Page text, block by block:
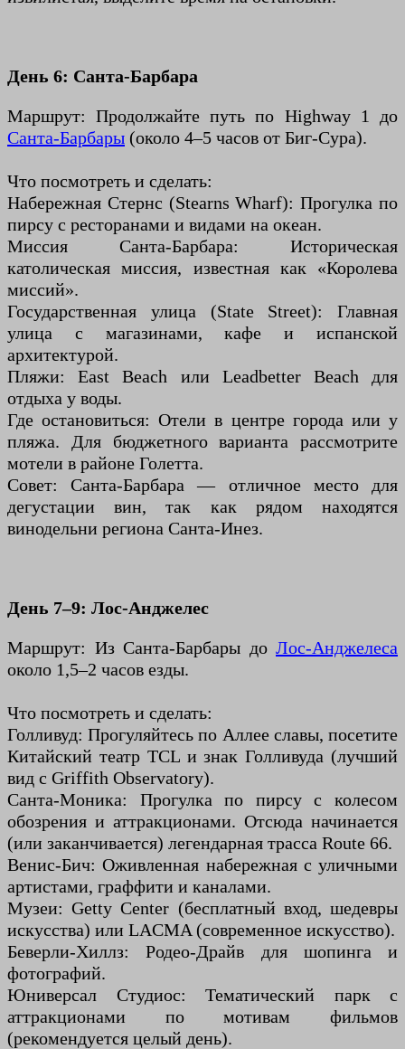
День 6: Санта-Барбара
Маршрут: Продолжайте путь по Highway 1 до
Санта-Барбары (около 4–5 часов от Биг-Сура).
Что посмотреть и сделать:
Набережная Стернс (Stearns Wharf): Прогулка по
пирсу с ресторанами и видами на океан.
Миссия Санта-Барбара: Историческая
католическая миссия, известная как «Королева
миссий».
Государственная улица (State Street): Главная
улица с магазинами, кафе и испанской
архитектурой.
Пляжи: East Beach или Leadbetter Beach для
отдыха у воды.
Где остановиться: Отели в центре города или у
пляжа. Для бюджетного варианта рассмотрите
мотели в районе Голетта.
Совет: Санта-Барбара — отличное место для
дегустации вин, так как рядом находятся
винодельни региона Санта-Инез.
День 7–9: Лос-Анджелес
Маршрут: Из Санта-Барбары до Лос-Анджелеса
около 1,5–2 часов езды.
Что посмотреть и сделать:
Голливуд: Прогуляйтесь по Аллее славы, посетите
Китайский театр TCL и знак Голливуда (лучший
вид с Griffith Observatory).
Санта-Моника: Прогулка по пирсу с колесом
обозрения и аттракционами. Отсюда начинается
(или заканчивается) легендарная трасса Route 66.
Венис-Бич: Оживленная набережная с уличными
артистами, граффити и каналами.
Музеи: Getty Center (бесплатный вход, шедевры
искусства) или LACMA (современное искусство).
Беверли-Хиллз: Родео-Драйв для шопинга и
фотографий.
Юниверсал Студиос: Тематический парк с
аттракционами по мотивам фильмов
(рекомендуется целый день).